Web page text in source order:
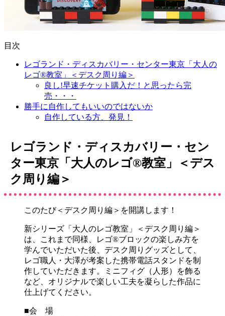
目次
レゴランド・ディスカバリー・センター東京「大人の
レゴ®教室」＜デスク周り編＞
良し!早速チケット購入だ！と思ったら完
売・・・
勝手に自作してもいいのではないか
自作している方、発見！
レゴランド・ディスカバリー・セン
ター東京「大人のレゴ®教室」＜デス
ク周り編＞
このたび＜デスク周り編＞を開講します！
新シリーズ「大人のレゴ教室」＜デスク周り編＞
は、これまで同様、レゴ®ブロックの楽しみ方を
学んでいただいた後、デスク周りグッズとして、
レゴ職人・大澤が考案した携帯電話スタンドを制
作していただきます。ミニフィグ（人形）を飾る
など、オリジナルで楽しい工夫を凝らした作品に
仕上げてください。
■会 場